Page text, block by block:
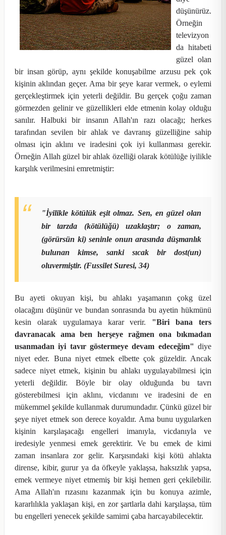
düşünürüz.
Örneğin
televizyon
da hitabeti
güzel olan
bir insan görüp, aynı şekilde konuşabilme arzusu pek çok
kişinin aklından geçer. Ama bir şeye karar vermek, o eylemi
gerçekleştirmek için yeterli değildir. Bu gerçek çoğu zaman
görmezden gelinir ve güzellikleri elde etmenin kolay olduğu
sanılır. Halbuki bir insanın Allah'ın razı olacağı; herkes
tarafından sevilen bir ahlak ve davranış güzelliğine sahip
olması için aklını ve iradesini çok iyi kullanması gerekir.
Örneğin Allah güzel bir ahlak özelliği olarak kötülüğe iyilikle
karşılık verilmesini emretmiştir:
"İyilikle kötülük eşit olmaz. Sen, en güzel olan
bir tarzda (kötülüğü) uzaklaştır; o zaman,
(görürsün ki) seninle onun arasında düşmanlık
bulunan kimse, sanki sıcak bir dost(un)
oluvermiştir. (Fussilet Suresi, 34)
Bu ayeti okuyan kişi, bu ahlakı yaşamanın çokg üzel
olacağını düşünür ve bundan sonrasında bu ayetin hükmünü
kesin olarak uygulamaya karar verir. "Biri bana ters
davranacak ama ben herşeye rağmen ona bıkmadan
usanmadan iyi tavır göstermeye devam edeceğim" diye
niyet eder. Buna niyet etmek elbette çok güzeldir. Ancak
sadece niyet etmek, kişinin bu ahlakı uygulayabilmesi için
yeterli değildir. Böyle bir olay olduğunda bu tavrı
gösterebilmesi için aklını, vicdanını ve iradesini de en
mükemmel şekilde kullanmak durumundadır. Çünkü güzel bir
şeye niyet etmek son derece koyaldır. Ama bunu uygularken
kişinin karşılaşacağı engelleri imanıyla, vicdanıyla ve
iredesiyle yenmesi emek gerektirir. Ve bu emek de kimi
zaman insanlara zor gelir. Karşısındaki kişi kötü ahlakta
dirense, kibir, gurur ya da öfkeyle yaklaşsa, haksızlık yapsa,
emek vermeye niyet etmemiş bir kişi hemen geri çekilebilir.
Ama Allah'ın rızasını kazanmak için bu konuya azimle,
kararlılıkla yaklaşan kişi, en zor şartlarla dahi karşılaşsa, tüm
bu engelleri yenecek şekilde samimi çaba harcayabilecektir.